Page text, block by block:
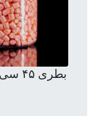
بطری ۴۵ سی سی بتا استوانه دهانه ۱۸